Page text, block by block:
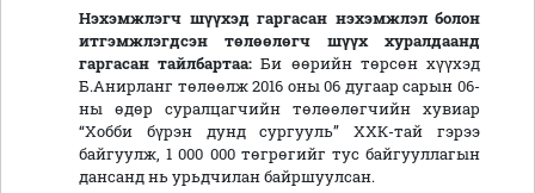
Нэхэмжлэгч шүүхэд гаргасан нэхэмжлэл болон
итгэмжлэгдсэн төлөөлөгч шүүх хуралдаанд
гаргасан тайлбартаа: Би өөрийн төрсөн хүүхэд
Б.Анирланг төлөөлж 2016 оны 06 дугаар сарын 06-
ны өдөр суралцагчийн төлөөлөгчийн хувиар
“Хобби бүрэн дунд сургууль” ХХК-тай гэрээ
байгуулж, 1 000 000 төгрөгийг тус байгууллагын
дансанд нь урьдчилан байршуулсан.